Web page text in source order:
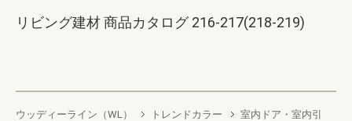
リビング建材 商品カタログ 216-217(218-219)
ウッディーライン（WL） トレンドカラー
室内ドア・室内引